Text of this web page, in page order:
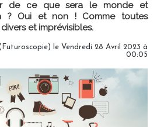
de ce que sera le monde et
? Oui et non ! Comme toutes
et imprévisibles.
le Vendredi 28 Avril 2023 à
00:05